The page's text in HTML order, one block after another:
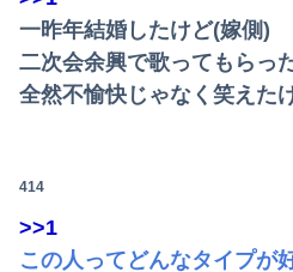
一昨年結婚したけど(嫁側)
二次会余興で歌ってもらっ
全然不愉快じゃなく笑えた
414
>>1
この人ってどんなタイプが